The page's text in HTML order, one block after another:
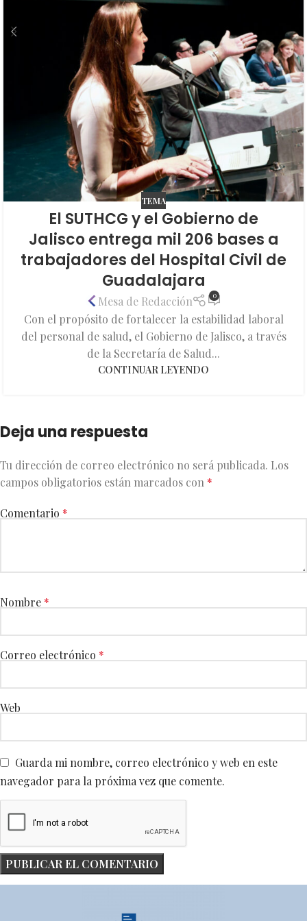
TEMA
El SUTHCG y el Gobierno de
Jalisco entrega mil 206 bases a
trabajadores del Hospital Civil de
Guadalajara
Mesa de Redacción 0
Con el propósito de fortalecer la estabilidad laboral
del personal de salud, el Gobierno de Jalisco, a través
de la Secretaría de Salud...
CONTINUAR LEYENDO
Deja una respuesta
Tu dirección de correo electrónico no será publicada. Los
campos obligatorios están marcados con *
Comentario *
Nombre *
Correo electrónico *
Web
Guarda mi nombre, correo electrónico y web en este
navegador para la próxima vez que comente.